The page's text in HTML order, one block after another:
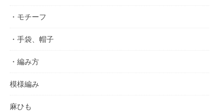
・モチーフ
・手袋、帽子
・編み方
模様編み
麻ひも